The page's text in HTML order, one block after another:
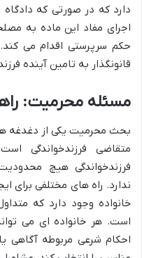
دارد که در صورتی که
اجرای مفاد این ماده به
حکم سرپرستی اقدام می
قانونگذار به تامین آینده
مسئله محرمیت:
بحث محرمیت یکی از دغدغه
متقاضی فرزندخواندگی
فرزندخواندگی هیچ
ندارد. راه های مختلفی برای
خانواده وجود دارد که
است. هر خانواده ای می
احکام شرعی مربوطه آگاهی